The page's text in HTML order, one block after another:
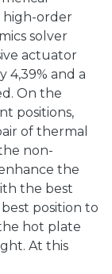
high-order
solver
actuator
4,39% and a
On the
positions,
of thermal
non-
the
the best
position to
hot plate
At this